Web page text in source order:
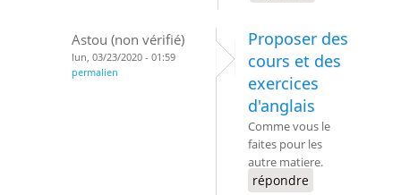
Astou (non vérifié)
lun, 03/23/2020 - 01:59
permalien
Proposer des
cours et des
exercices
d'anglais
Comme vous le
faites pour les
autre matiere.
répondre